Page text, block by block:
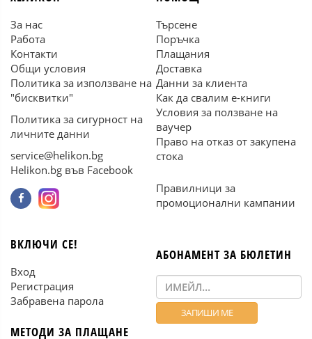
За нас
Работа
Контакти
Общи условия
Политика за използване на
"бисквитки"
Политика за сигурност на
личните данни
service@helikon.bg
Helikon.bg във Facebook
Търсене
Поръчка
Плащания
Доставка
Данни за клиента
Как да свалим е-книги
Условия за ползване на
ваучер
Право на отказ от закупена
стока
Правилници за
промоционални кампании
ВКЛЮЧИ СЕ!
Вход
Регистрация
Забравена парола
МЕТОДИ ЗА ПЛАЩАНЕ
АБОНАМЕНТ ЗА БЮЛЕТИН